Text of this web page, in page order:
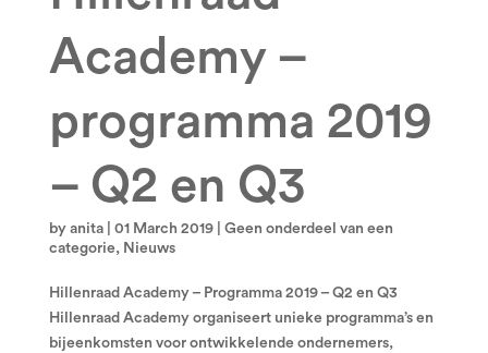
Academy –
programma 2019
– Q2 en Q3
by anita| 01 March 2019| Geen onderdeel van een
categorie, Nieuws
Hillenraad Academy – Programma 2019 – Q2 en Q3
Hillenraad Academy organiseert unieke programma’s en
bijeenkomsten voor ontwikkelende ondernemers,